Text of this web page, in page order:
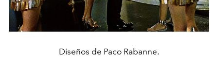
Diseños de Paco Rabanne.